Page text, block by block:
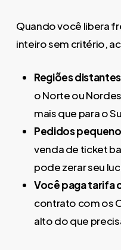
Quando você libera
inteiro sem critério,
Regiões
o Norte ou
mais que para o
Pedidos
venda de ticket
pode zerar seu
Você paga tarifa
contrato com os
alto do que